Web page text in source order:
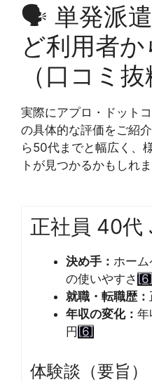
🗣️ 単発派
ど利用者
（口コミ抜
実際にアプロ・ドット
の具体的な評価をご紹
ら50代までと幅広く、
トが見つかるかもしれま
正社員 40代
決め手： ホー
の使いやすさ
就職・転職歴：
年収の変化：
円[6]
体験談（要旨）